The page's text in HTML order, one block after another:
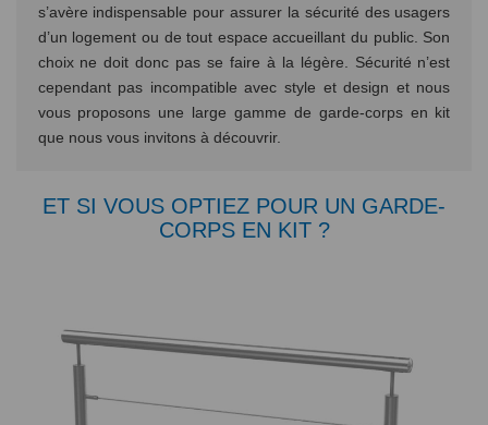
s’avère indispensable pour assurer la sécurité des usagers
d’un logement ou de tout espace accueillant du public. Son
choix ne doit donc pas se faire à la légère. Sécurité n’est
cependant pas incompatible avec style et design et nous
vous proposons une large gamme de garde-corps en kit
que nous vous invitons à découvrir.
ET SI VOUS OPTIEZ POUR UN GARDE-
CORPS EN KIT ?